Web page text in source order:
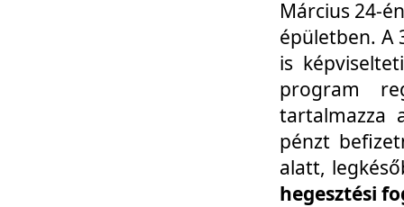
Március 24-
épületben. A
is
program
tartalmazza
pénzt
alatt,
hegesztési